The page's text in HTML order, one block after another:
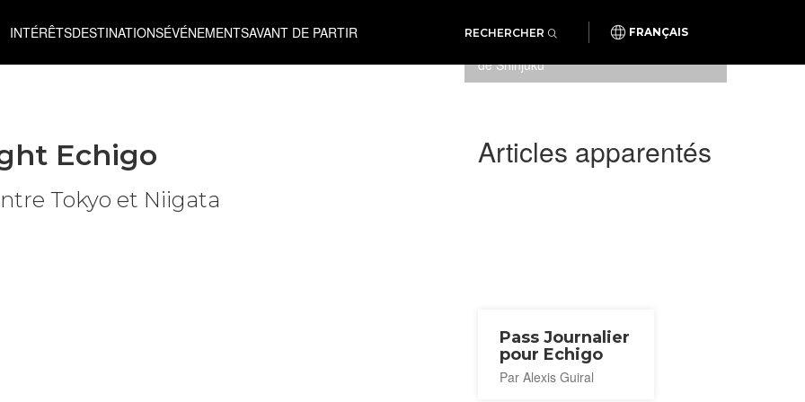
INTÉRÊTSDESTINATIONSÉVÉNEMENTSAVANT DE PARTIR RECHERCHER FRANÇAIS
Le Moonlight Echigo à la station
de Shinjuku
Echigo
Tokyo et Niigata
Articles apparentés
Pass Journalier
pour Echigo
Par Alexis Guiral